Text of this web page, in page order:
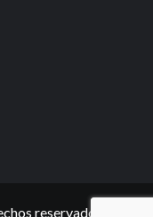
reservados.